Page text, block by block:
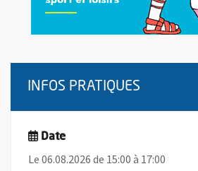
INFOS PRATIQUES
Date
Le 06.08.2026 de 15:00 à 17:00